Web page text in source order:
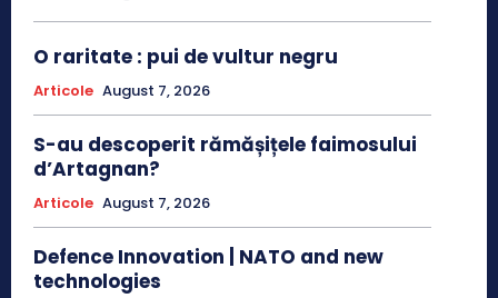
O raritate : pui de vultur negru
Articole August 7, 2026
S-au descoperit rămășițele faimosului
d’Artagnan?
Articole August 7, 2026
Defence Innovation | NATO and new
technologies